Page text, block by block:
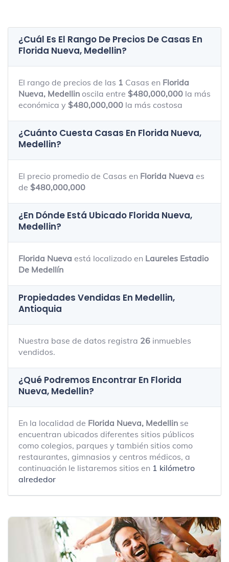
¿Cuál Es El Rango De Precios De Casas En
Florida Nueva, Medellin?
El rango de precios de las 1 Casas en Florida
Nueva, Medellin oscila entre $480,000,000 la más
económica y $480,000,000 la más costosa
¿Cuánto Cuesta Casas En Florida Nueva,
Medellin?
El precio promedio de Casas en Florida Nueva es
de $480,000,000
¿En Dónde Está Ubicado Florida Nueva,
Medellin?
Florida Nueva está localizado en Laureles Estadio
De Medellín
Propiedades Vendidas En Medellin,
Antioquia
Nuestra base de datos registra 26 inmuebles
vendidos.
¿Qué Podremos Encontrar En Florida
Nueva, Medellin?
En la localidad de Florida Nueva, Medellin se
encuentran ubicados diferentes sitios públicos
como colegios, parques y también sitios como
restaurantes, gimnasios y centros médicos, a
continuación le listaremos sitios en 1 kilómetro
alrededor